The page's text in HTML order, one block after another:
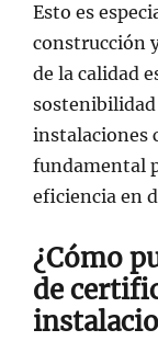
Esto es
construcción
de la calidad
sostenibilidad
instalaciones
fundamental
eficiencia en
¿Cómo
de